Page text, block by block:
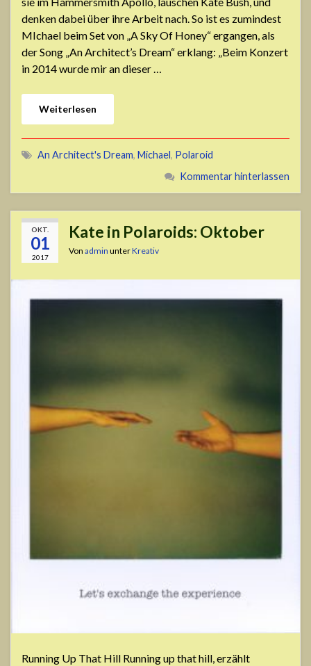
denken dabei über ihre Arbeit nach. So ist es zumindest
MIchael beim Set von „A Sky Of Honey“ ergangen, als
der Song „An Architect’s Dream“ erklang: „Beim Konzert
in 2014 wurde mir an dieser …
Weiterlesen
An Architect's Dream, Michael, Polaroid
Kommentar hinterlassen
OKT.
01
2017
Kate in Polaroids: Oktober
Von admin unterKreativ
Running Up That Hill Running up that hill, erzählt